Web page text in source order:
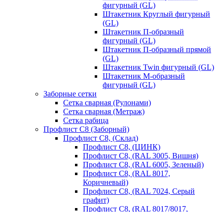
фигурный (GL)
Штакетник Круглый фигурный
(GL)
Штакетник П-образный
фигурный (GL)
Штакетник П-образный прямой
(GL)
Штакетник Twin фигурный (GL)
Штакетник М-образный
фигурный (GL)
Заборные сетки
Сетка сварная (Рулонами)
Сетка сварная (Метраж)
Сетка рабица
Профлист С8 (Заборный)
Профлист С8, (Склад)
Профлист С8, (ЦИНК)
Профлист С8, (RAL 3005, Вишня)
Профлист С8, (RAL 6005, Зеленый)
Профлист С8, (RAL 8017,
Коричневый)
Профлист С8, (RAL 7024, Серый
графит)
Профлист С8, (RAL 8017/8017,